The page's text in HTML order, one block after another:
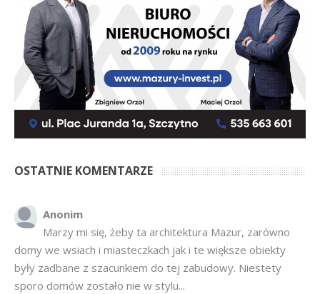
OSTATNIE KOMENTARZE
Anonim
Marzy mi się, żeby ta architektura Mazur, zarówno
domy we wsiach i miasteczkach jak i te większe obiekty
były zadbane z szacunkiem do tej zabudowy. Niestety
sporo domów zostało nie w stylu...